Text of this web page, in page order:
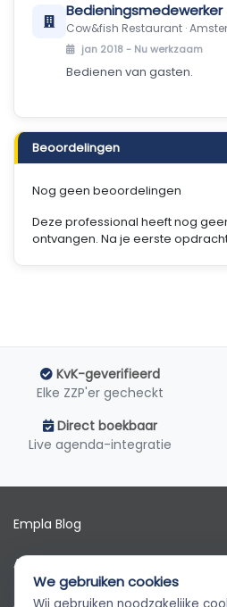
Bedieningsmedewerker
Cow&fish Restaurant ·
jan 2018 - Nu werkzaam
Bedienen van gasten.
Beoordelingen
Nog geen beoordelingen
Deze professional heeft nog
ontvangen. Na je eerste
KvK-geverifieerd
Elke ZZP'er gecheckt
Direct boekbaar
Live agenda-integratie
Empla Blog
Algemene voorwaarden
AVG
We gebruiken cookies